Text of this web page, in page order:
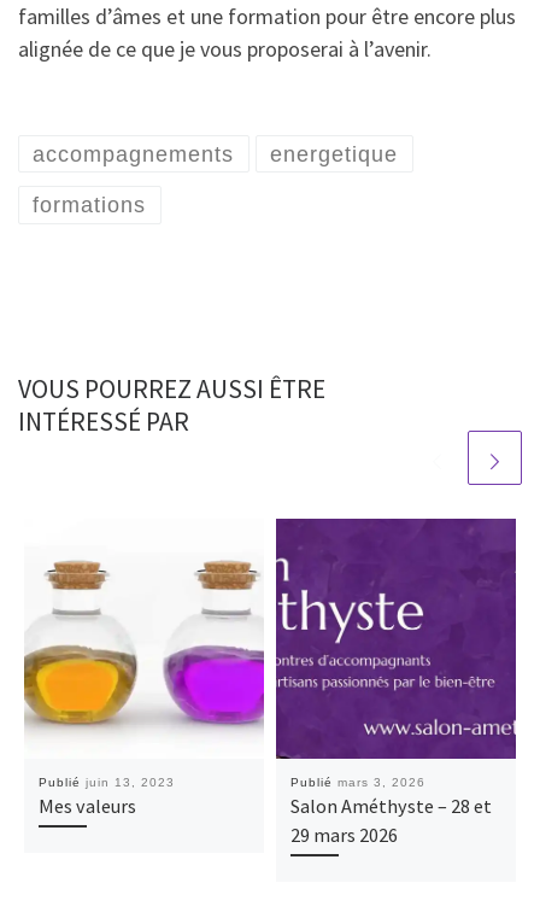
familles d’âmes et une formation pour être encore plus
alignée de ce que je vous proposerai à l’avenir.
accompagnements energetique
formations
VOUS POURREZ AUSSI ÊTRE
INTÉRESSÉ PAR
Publié juin 13, 2023
Mes valeurs
Publié mars 3, 2026
Salon Améthyste – 28 et
29 mars 2026